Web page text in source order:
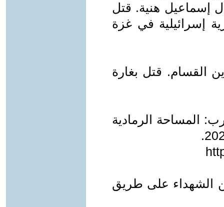
إسماعيل هنية. قتل
إسرائيلية في غزة
القسام. قتل بغارة
المساحة الرمادية
الشهداء على طريق